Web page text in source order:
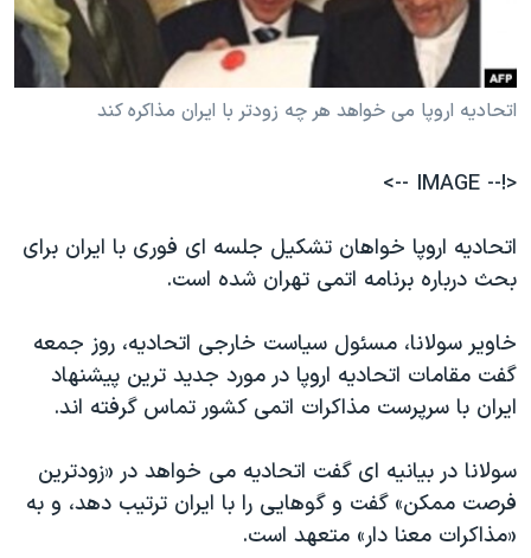
فرهنگ و زندگی
حقوق شهروندی
اقتصادی
اسرائیل در جنگ
گالری عکس
آرشیو پخش زنده
مستندها
انتخابات ریاست جمهوری آمریکا ۲۰۲۴
حمله جمهوری اسلامی به اسرائیل
ورزش زنان در ایران
اعتراضات زن، زندگی، آزادی
مجموعه مستندهای دادخواهی
دادگاه حمید نوری
چهل سال گروگان‌گیری
اعتراضات مردمی آبان ۹۸
اسرائیل در جنگ
دنبال کنید
زبانهای مختلف
اتحادیه اروپا می خواهد هر چه زودتر با ایران مذاکره کند
<!-- IMAGE -->
اتحادیه اروپا خواهان تشکیل جلسه ای فوری با ایران برای
بحث درباره برنامه اتمی تهران شده است.
خاویر سولانا، مسئول سیاست خارجی اتحادیه، روز جمعه
گفت مقامات اتحادیه اروپا در مورد جدید ترین پیشنهاد
ایران با سرپرست مذاکرات اتمی کشور تماس گرفته اند.
سولانا در بیانیه ای گفت اتحادیه می خواهد در «زودترین
فرصت ممکن» گفت و گوهایی را با ایران ترتیب دهد، و به
«مذاکرات معنا دار» متعهد است.